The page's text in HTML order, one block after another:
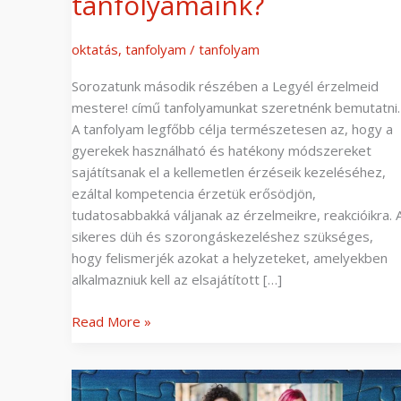
oktatás, tanfolyam / tanfolyam
Sorozatunk második részében a Legyél érzelmeid
mestere! című tanfolyamunkat szeretnénk bemutatni.
A tanfolyam legfőbb célja természetesen az, hogy a
gyerekek használható és hatékony módszereket
sajátítsanak el a kellemetlen érzéseik kezeléséhez,
ezáltal kompetencia érzetük erősödjön,
tudatosabbakká váljanak az érzelmeikre, reakcióikra.
sikeres düh és szorongáskezeléshez szükséges,
hogy felismerjék azokat a helyzeteket, amelyekben
alkalmazniuk kell az elsajátított […]
Read More »
Október